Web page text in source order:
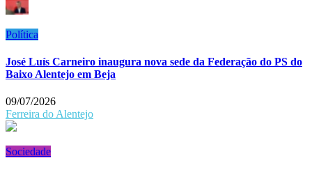
Política
José Luís Carneiro inaugura nova sede da Federação do PS do
Baixo Alentejo em Beja
09/07/2026
Ferreira do Alentejo
Sociedade